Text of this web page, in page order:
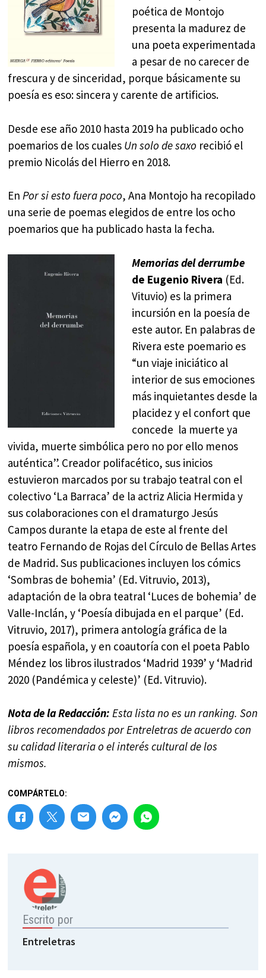
poética de Montojo
presenta la madurez de
una poeta experimentada
a pesar de no carecer de
frescura y de sinceridad, porque básicamente su
poesía es eso: sincera y carente de artificios.
Desde ese año 2010 hasta 2019 ha publicado ocho
poemarios de los cuales Un solo de saxo recibió el
premio Nicolás del Hierro en 2018.
EnPor si esto fuera poco, Ana Montojo ha recopilado
una serie de poemas elegidos de entre los ocho
poemarios que ha publicado hasta la fecha.
Memorias del derrumbe
de Eugenio Rivera (Ed.
Vituvio) es la primera
incursión en la poesía de
este autor. En palabras de
Rivera este poemario es
“un viaje iniciático al
interior de sus emociones
más inquietantes desde la
placidez y el confort que
concede la muerte ya
vivida, muerte simbólica pero no por ello menos
auténtica”. Creador polifacético, sus inicios
estuvieron marcados por su trabajo teatral con el
colectivo ‘La Barraca’ de la actriz Alicia Hermida y
sus colaboraciones con el dramaturgo Jesús
Campos durante la etapa de este al frente del
teatro Fernando de Rojas del Círculo de Bellas Artes
de Madrid. Sus publicaciones incluyen los cómics
‘Sombras de bohemia’ (Ed. Vitruvio, 2013),
adaptación de la obra teatral ‘Luces de bohemia’ de
Valle-Inclán, y ‘Poesía dibujada en el parque’ (Ed.
Vitruvio, 2017), primera antología gráfica de la
poesía española, y en coautoría con el poeta Pablo
Méndez los libros ilustrados ‘Madrid 1939’ y ‘Madrid
2020 (Pandémica y celeste)’ (Ed. Vitruvio).
Nota de la Redacción: Esta lista no es un ranking. Son
libros recomendados por Entreletras de acuerdo con
su calidad literaria o el interés cultural de los
mismos.
COMPÁRTELO:
Escrito por
Entreletras